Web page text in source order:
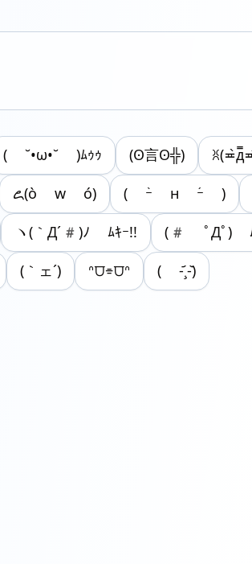
( ˘•ω•˘ )ﾑｩｩ (ʘ言ʘ╬)
ꦌ(ò w ó) ( ｰ̀ н ｰ́ )
ヽ(｀Д´#)ﾉ ﾑｷｰ!! (# ﾟДﾟ)
(｀ェ´) ᐢ⩌⌯⩌ᐢ ( -᷄¸-᷅)